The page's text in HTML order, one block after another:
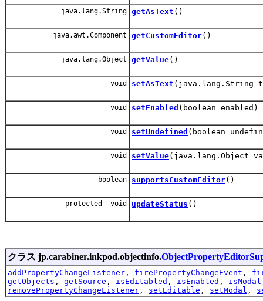
java.lang.String getAsText ()
java.awt.Component getCustomEditor()
java.lang.Object getValue()
void setAsText (java.lang.String
void setEnabled (boolean enabled)
void setUndefined (boolean
void setValue(java.lang.Object
boolean supportsCustomEditor()
protected void updateStatus ()
クラス jp.carabiner.inkpod.objectinfo.
addPropertyChangeListener , firePropertyChangeEvent ,
getObjects , getSource , isEditabled , isEnabled , isModal
removePropertyChangeListener , setEditable , setModal ,